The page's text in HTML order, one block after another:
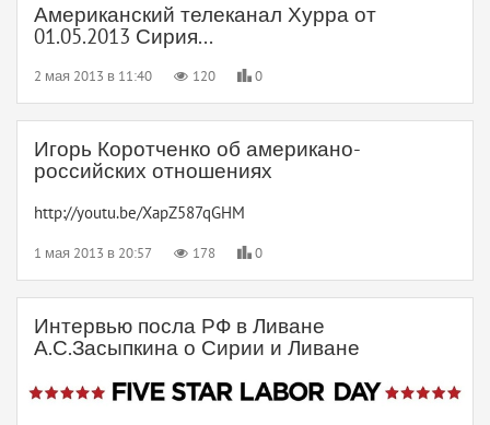
Американский телеканал Хурра от
01.05.2013 Сирия...
2 мая 2013 в 11:40 120 0
Игорь Коротченко об американо-
российских отношениях
http://youtu.be/XapZ587qGHM
1 мая 2013 в 20:57 178 0
Интервью посла РФ в Ливане
А.С.Засыпкина о Сирии и Ливане